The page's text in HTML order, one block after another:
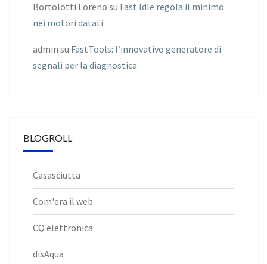
Bortolotti Loreno su Fast Idle regola il minimo
nei motori datati
admin su FastTools: l’innovativo generatore di
segnali per la diagnostica
BLOGROLL
Casasciutta
Com'era il web
CQ elettronica
disAqua